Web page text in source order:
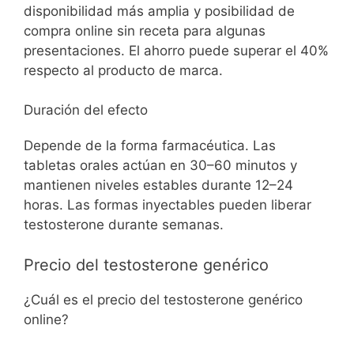
disponibilidad más amplia y posibilidad de
compra online sin receta para algunas
presentaciones. El ahorro puede superar el 40%
respecto al producto de marca.
Duración del efecto
Depende de la forma farmacéutica. Las
tabletas orales actúan en 30–60 minutos y
mantienen niveles estables durante 12–24
horas. Las formas inyectables pueden liberar
testosterone durante semanas.
Precio del testosterone genérico
¿Cuál es el precio del testosterone genérico
online?